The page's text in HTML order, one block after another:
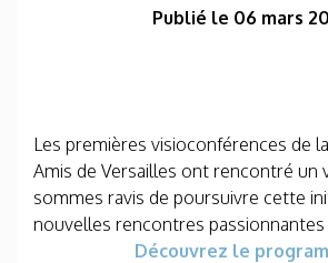
Publié le 06 mars
Les premières visioconférences de
Amis de Versailles ont rencontré un
sommes ravis de poursuivre cette
nouvelles rencontres passionnantes
Découvrez le